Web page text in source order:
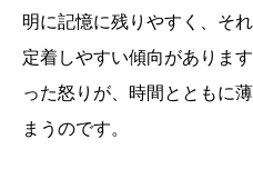
明に記憶に残りやすく、そ
定着しやすい傾向がありま
った怒りが、時間とともに
まうのです。